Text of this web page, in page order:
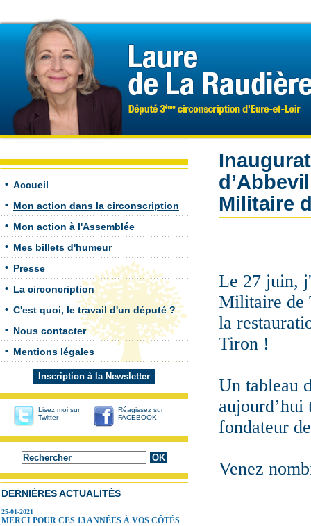
Accueil
Mon action dans la circonscription
Mon action à l'Assemblée
Mes billets d'humeur
Presse
La circoncription
C'est quoi, le travail d'un député ?
Nous contacter
Mentions légales
Inscription à la Newsletter
Lisez moi sur
Twitter
Réagissez sur
FACEBOOK
DERNIÈRES ACTUALITÉS
25-01-2021
MERCI POUR CES 13 ANNÉES À VOS CÔTÉS
Militaire
Le 27 juin,
Militaire de
la
Tiron !
Un tableau
aujourd’hui
fondateur
Venez